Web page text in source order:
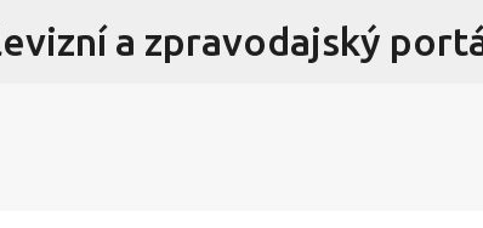
Přeskočit na hlavní obsah
a zpravodajský